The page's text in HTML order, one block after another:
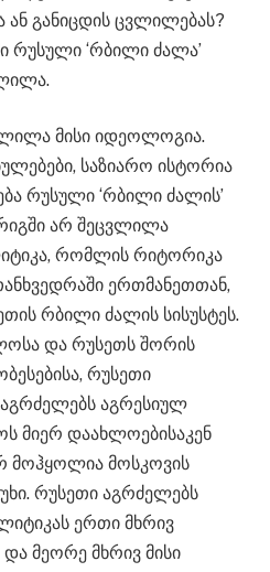
ან განიცდის ცვლილებას?
რუსული ‘რბილი ძალა’
მისი იდეოლოგია.
საზიარო ისტორია
რუსული ‘რბილი ძალის’
არ შეცვლილა
რომლის რიტორიკა
ერთმანეთთან,
რბილი ძალის სისუსტეს.
და რუსეთს შორის
რუსეთი
აგრესიულ
მიერ დაახლოებისაკენ
მოჰყოლია მოსკოვის
რუსეთი აგრძელებს
ერთი მხრივ
მეორე მხრივ მისი